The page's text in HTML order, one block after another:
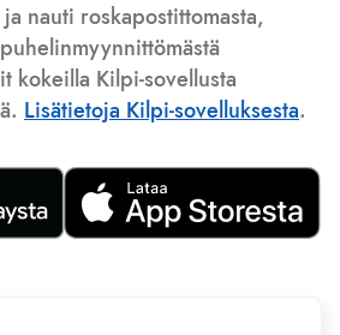
nauti roskapostittomasta,
kokeilla Kilpi-sovellusta
Lisätietoja Kilpi-sovelluksesta.